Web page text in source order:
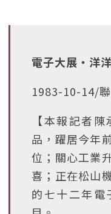
電子大展‧洋
1983-10-14/
【本報記者
品，躍居今年
位；關心工業
喜；正在松山
的七十二年電